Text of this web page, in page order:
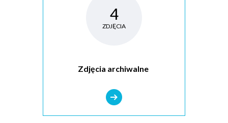
4
ZDJĘCIA
Zdjęcia archiwalne